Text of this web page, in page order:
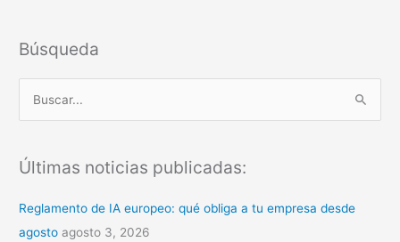
Búsqueda
c
Últimas noticias publicadas:
Reglamento de IA europeo: qué obliga a tu empresa desde
agosto agosto 3, 2026